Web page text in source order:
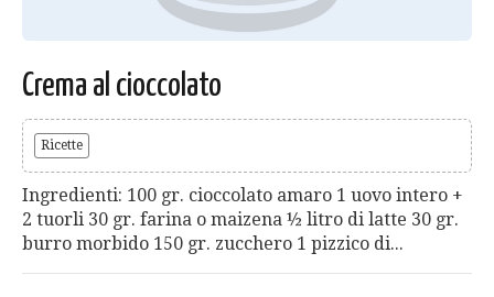
Crema al cioccolato
Ricette
Ingredienti: 100 gr. cioccolato amaro 1 uovo intero +
2 tuorli 30 gr. farina o maizena ½ litro di latte 30 gr.
burro morbido 150 gr. zucchero 1 pizzico di...